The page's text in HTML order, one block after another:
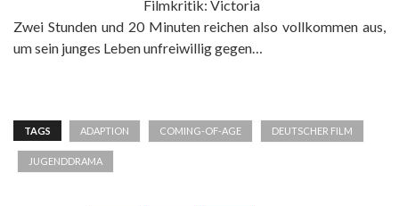
Filmkritik: Victoria
Zwei Stunden und 20 Minuten reichen also vollkommen aus,
um sein junges Leben unfreiwillig gegen…
TAGS ADAPTION COMING-OF-AGE DEUTSCHER FILM
JUGENDDRAMA